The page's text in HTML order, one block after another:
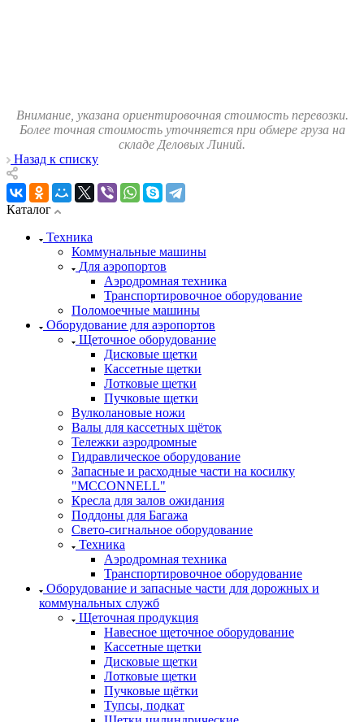
Внимание, указана ориентировочная стоимость перевозки.
Более точная стоимость уточняется при обмере груза на
складе Деловых Линий.
Назад к списку
Каталог
Техника
Коммунальные машины
Для аэропортов
Аэродромная техника
Транспортировочное оборудование
Поломоечные машины
Оборудование для аэропортов
Щеточное оборудование
Дисковые щетки
Кассетные щетки
Лотковые щетки
Пучковые щетки
Вулколановые ножи
Валы для кассетных щёток
Тележки аэродромные
Гидравлическое оборудование
Запасные и расходные части на косилку
"MCCONNELL"
Кресла для залов ожидания
Поддоны для Багажа
Свето-сигнальное оборудование
Техника
Аэродромная техника
Транспортировочное оборудование
Оборудование и запасные части для дорожных и
коммунальных служб
Щеточная продукция
Навесное щеточное оборудование
Кассетные щетки
Дисковые щетки
Лотковые щетки
Пучковые щётки
Тупсы, подкат